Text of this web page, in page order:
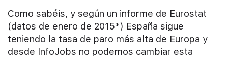
Como sabéis, y según un informe de Eurostat
(datos de enero de 2015*) España sigue
teniendo la tasa de paro más alta de Europa y
desde InfoJobs no podemos cambiar esta